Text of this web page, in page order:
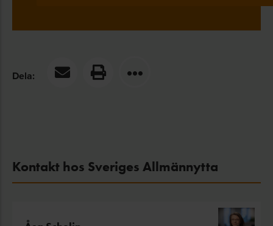
Dela:
Kontakt hos Sveriges Allmännytta